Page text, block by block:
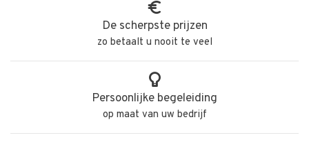
De scherpste prijzen
zo betaalt u nooit te veel
Persoonlijke begeleiding
op maat van uw bedrijf